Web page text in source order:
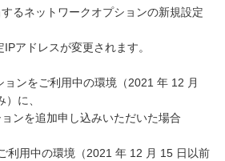
るネットワークオプションの新規設定
アドレスが変更されます。
ョンをご利用中の環境（2021 年 12 月
に、
ンを追加申し込みいただいた場合
利用中の環境（2021 年 12 月 15 日以前